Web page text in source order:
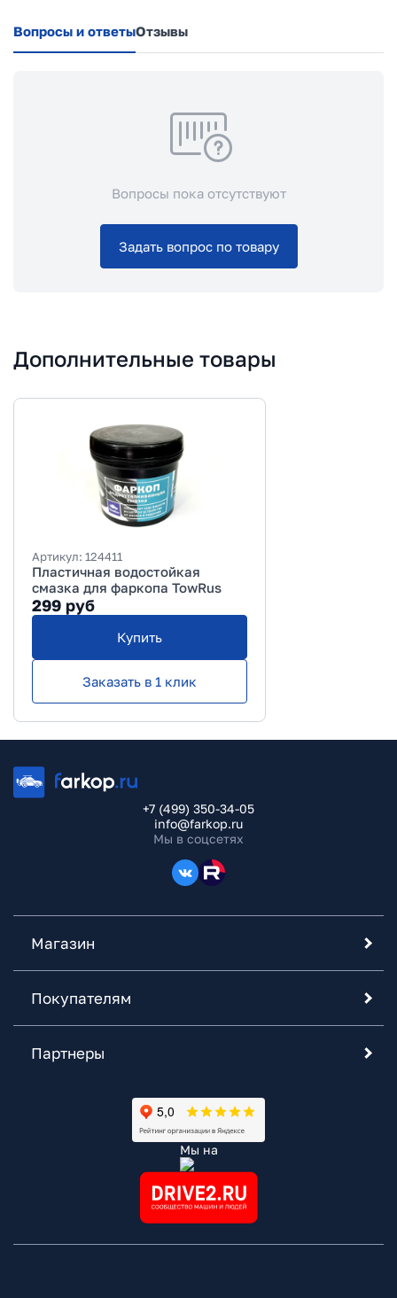
Вопросы и ответыОтзывы
Вопросы пока отсутствуют
Задать вопрос по товару
Дополнительные товары
Артикул: 124411
Пластичная водостойкая
смазка для фаркопа TowRus
299 руб
Купить
Заказать в 1 клик
+7 (499) 350-34-05
info@farkop.ru
Мы в соцсетях
Магазин
Покупателям
Партнеры
Мы на